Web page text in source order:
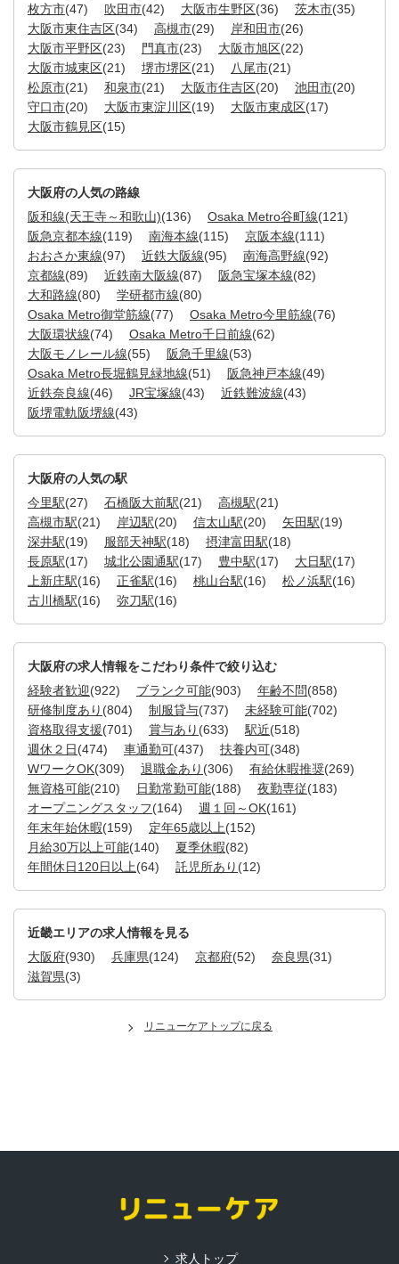
枚方市(47) 吹田市(42) 大阪市生野区(36) 茨木市(35)
大阪市東住吉区(34) 高槻市(29) 岸和田市(26)
大阪市平野区(23) 門真市(23) 大阪市旭区(22)
大阪市城東区(21) 堺市堺区(21) 八尾市(21)
松原市(21) 和泉市(21) 大阪市住吉区(20) 池田市(20)
守口市(20) 大阪市東淀川区(19) 大阪市東成区(17)
大阪市鶴見区(15)
大阪府の人気の路線
阪和線(天王寺～和歌山)(136) Osaka Metro谷町線(121)
阪急京都本線(119) 南海本線(115) 京阪本線(111)
おおさか東線(97) 近鉄大阪線(95) 南海高野線(92)
京都線(89) 近鉄南大阪線(87) 阪急宝塚本線(82)
大和路線(80) 学研都市線(80)
Osaka Metro御堂筋線(77) Osaka Metro今里筋線(76)
大阪環状線(74) Osaka Metro千日前線(62)
大阪モノレール線(55) 阪急千里線(53)
Osaka Metro長堀鶴見緑地線(51) 阪急神戸本線(49)
近鉄奈良線(46) JR宝塚線(43) 近鉄難波線(43)
阪堺電軌阪堺線(43)
大阪府の人気の駅
今里駅(27) 石橋阪大前駅(21) 高槻駅(21)
高槻市駅(21) 岸辺駅(20) 信太山駅(20) 矢田駅(19)
深井駅(19) 服部天神駅(18) 摂津富田駅(18)
長原駅(17) 城北公園通駅(17) 豊中駅(17) 大日駅(17)
上新庄駅(16) 正雀駅(16) 桃山台駅(16) 松ノ浜駅(16)
古川橋駅(16) 弥刀駅(16)
大阪府の求人情報をこだわり条件で絞り込む
経験者歓迎(922) ブランク可能(903) 年齢不問(858)
研修制度あり (804) 制服貸与(737) 未経験可能(702)
資格取得支援(701) 賞与あり (633) 駅近(518)
週休２日(474) 車通勤可(437) 扶養内可(348)
WワークOK(309) 退職金あり (306) 有給休暇推奨(269)
無資格可能(210) 日勤常勤可能(188) 夜勤専従(183)
オープニングスタッフ(164) 週１回～OK(161)
年末年始休暇(159) 定年65歳以上(152)
月給30万以上可能(140) 夏季休暇(82)
年間休日120日以上(64) 託児所あり (12)
近畿エリアの求人情報を見る
大阪府(930) 兵庫県(124) 京都府(52) 奈良県(31)
滋賀県(3)
リニューケアトップに戻る
求人トップ